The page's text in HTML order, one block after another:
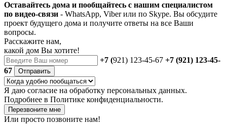
Оставайтесь дома и пообщайтесь с нашим специалистом
по видео-связи - WhatsApp, Viber или по Skype. Вы обсудите
проект будущего дома и получите ответы на все Ваши
вопросы.
Расскажите нам,
какой дом Вы хотите!
+7 (921) 123-45-67 +7 (921) 123-45-
67
Отправить
Я даю согласие на обработку персональных данных.
Подробнее в Политике конфиденциальности.
Перезвоните мне
Или просто позвоните нам!